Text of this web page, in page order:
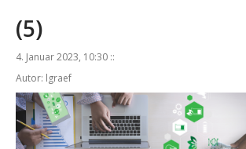
(5)
4. Januar 2023, 10:30 ::
Autor: lgraef